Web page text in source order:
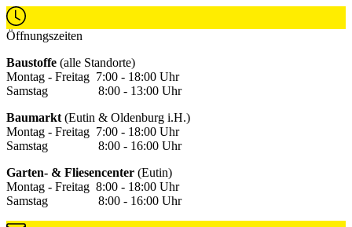
Öffnungszeiten
Baustoffe (alle Standorte)
Montag - Freitag 7:00 - 18:00 Uhr
Samstag 8:00 - 13:00 Uhr
Baumarkt (Eutin & Oldenburg i.H.)
Montag - Freitag 7:00 - 18:00 Uhr
Samstag 8:00 - 16:00 Uhr
Garten- & Fliesencenter (Eutin)
Montag - Freitag 8:00 - 18:00 Uhr
Samstag 8:00 - 16:00 Uhr